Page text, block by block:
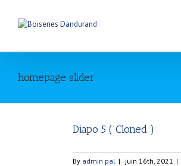
homepage slider
Diapo 5 ( Cloned )
By admin pal | juin 16th, 2021 |